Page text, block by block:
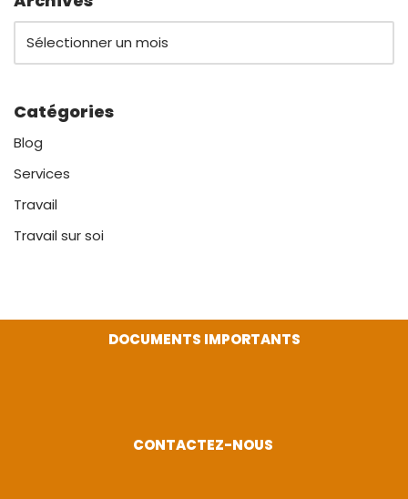
Catégories
Blog
Services
Travail
Travail sur soi
DOCUMENTS IMPORTANTS
CONTACTEZ-NOUS